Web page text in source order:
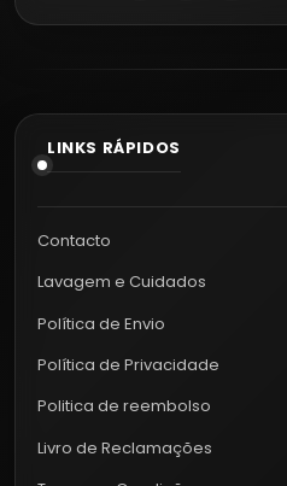
LINKS RÁPIDOS
Contacto
Lavagem e Cuidados
Política de Envio
Política de Privacidade
Politica de reembolso
Livro de Reclamações